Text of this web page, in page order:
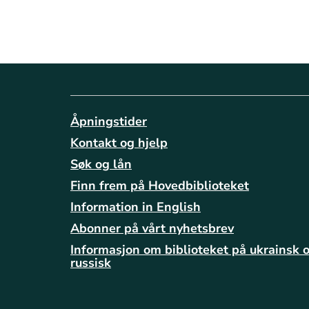
Åpningstider
Kontakt og hjelp
Søk og lån
Finn frem på Hovedbiblioteket
Information in English
Abonner på vårt nyhetsbrev
Informasjon om biblioteket på ukrainsk
russisk